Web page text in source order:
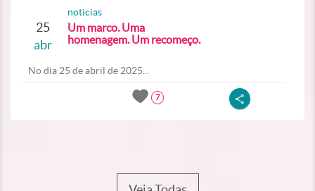
25
abr
noticias
Um marco. Uma
homenagem. Um recomeço.
No dia 25 de abril de 2025...
7